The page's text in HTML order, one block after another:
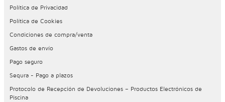
Política de Privacidad
Política de Cookies
Condiciones de compra/venta
Gastos de envío
Pago seguro
Sequra - Pago a plazos
Protocolo de Recepción de Devoluciones – Productos Electrónicos de
Piscina